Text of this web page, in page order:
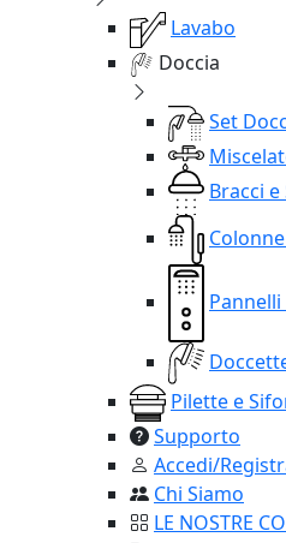
Lavabo
Doccia
Set
Bracci
Pilette e
Supporto
Accedi/
Chi Siamo
LE NOSTRE